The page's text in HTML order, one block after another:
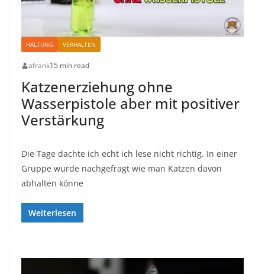
HALTUNG VERHALTEN
afrank15 min read
Katzenerziehung ohne
Wasserpistole aber mit positiver
Verstärkung
Die Tage dachte ich echt ich lese nicht richtig. In einer
Gruppe wurde nachgefragt wie man Katzen davon
abhalten könne
Weiterlesen